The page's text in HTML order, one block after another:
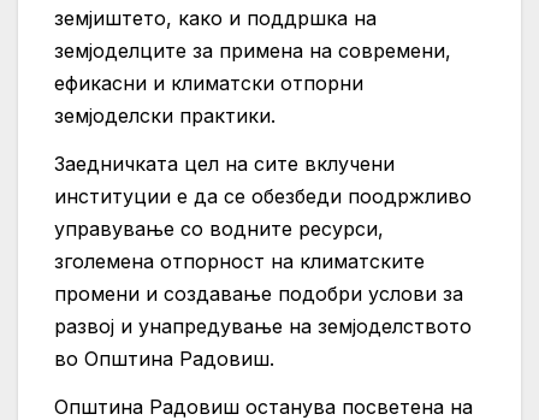
земјиштето, како и поддршка на
земјоделците за примена на современи,
ефикасни и климатски отпорни
земјоделски практики.
Заедничката цел на сите вклучени
институции е да се обезбеди поодржливо
управување со водните ресурси,
зголемена отпорност на климатските
промени и создавање подобри услови за
развој и унапредување на земјоделството
во Општина Радовиш.
Општина Радовиш останува посветена на